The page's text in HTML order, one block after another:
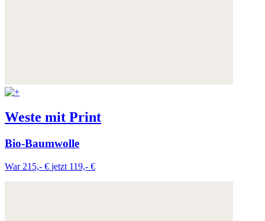
Weste mit Print
Bio-Baumwolle
War 215,- € jetzt 119,- €